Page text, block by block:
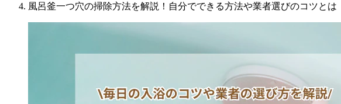
風呂釜一つ穴の掃除方法を解説！自分でできる方法や業者選びのコツとは